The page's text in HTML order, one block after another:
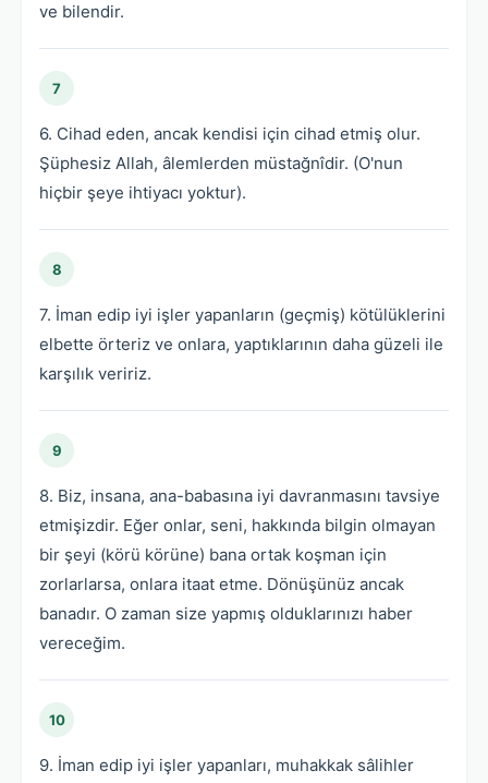
ve bilendir.
7
6. Cihad eden, ancak kendisi için cihad etmiş olur.
Şüphesiz Allah, âlemlerden müstağnîdir. (O'nun
hiçbir şeye ihtiyacı yoktur).
8
7. İman edip iyi işler yapanların (geçmiş) kötülüklerini
elbette örteriz ve onlara, yaptıklarının daha güzeli ile
karşılık veririz.
9
8. Biz, insana, ana-babasına iyi davranmasını tavsiye
etmişizdir. Eğer onlar, seni, hakkında bilgin olmayan
bir şeyi (körü körüne) bana ortak koşman için
zorlarlarsa, onlara itaat etme. Dönüşünüz ancak
banadır. O zaman size yapmış olduklarınızı haber
vereceğim.
10
9. İman edip iyi işler yapanları, muhakkak sâlihler